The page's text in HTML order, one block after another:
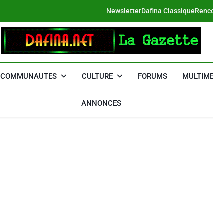
NewsletterDafina Classique
DAFINA
COMMUNAUTES CULTURE FORUMS
ANNONCES